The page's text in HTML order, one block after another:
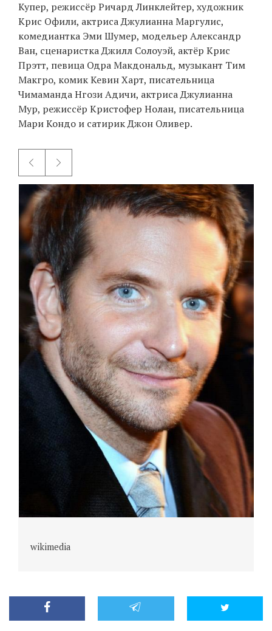
Купер, режиссёр Ричард Линклейтер, художник
Крис Офили, актриса Джулианна Маргулис,
комедиантка Эми Шумер, модельер Александр
Ван, сценаристка Джилл Солоуэй, актёр Крис
Прэтт, певица Одра Макдональд, музыкант Тим
Макгро, комик Кевин Харт, писательница
Чимаманда Нгози Адичи, актриса Джулианна
Мур, режиссёр Кристофер Нолан, писательница
Мари Кондо и сатирик Джон Оливер.
wikimedia